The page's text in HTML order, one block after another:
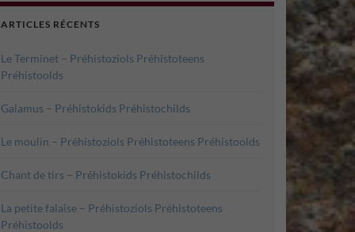
ARTICLES RÉCENTS
Le Terminet – Préhistoziols Préhistoteens
Préhistoolds
Galamus – Préhistokids Préhistochilds
Le moulin – Préhistoziols Préhistoteens Préhistoolds
Chant de tirs – Préhistokids Préhistochilds
La petite falaise – Préhistoziols Préhistoteens
Préhistoolds